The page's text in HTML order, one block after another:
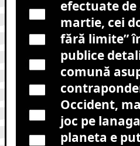
efectuate
martie, cei
fără limite”
publice
comună
Occident,
joc pe
planeta e